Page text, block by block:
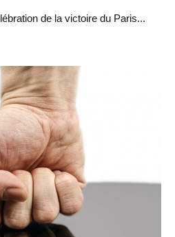
de la victoire du Paris...